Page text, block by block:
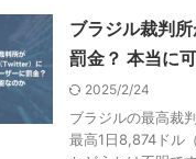
ブラジル裁判
罰金？ 本当に
2025/2/24
ブラジルの最高裁
最高1日8,874ドル